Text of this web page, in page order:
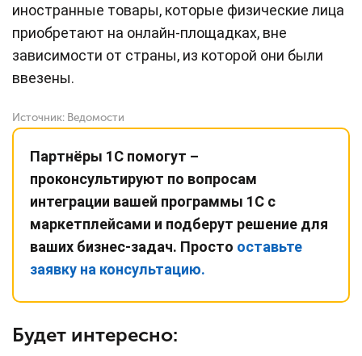
иностранные товары, которые физические лица
приобретают на онлайн-площадках, вне
зависимости от страны, из которой они были
ввезены.
Источник: Ведомости
Партнёры 1С помогут –
проконсультируют по вопросам
интеграции вашей программы 1С с
маркетплейсами и подберут решение для
ваших бизнес-задач. Просто оставьте
заявку на консультацию.
Будет интересно: